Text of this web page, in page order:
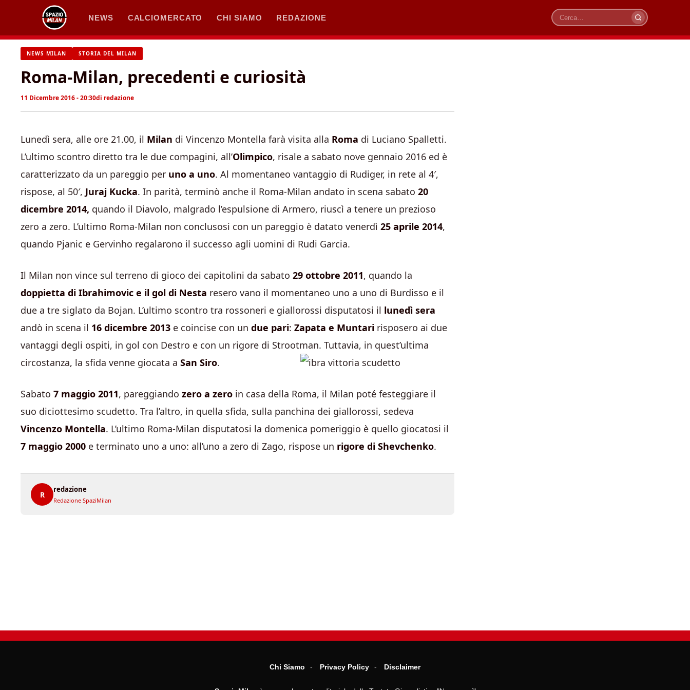
contenuto
NEWS CALCIOMERCATO CHI SIAMO REDAZIONE
Cerca
NEWS MILAN STORIA DEL MILAN
Roma-Milan, precedenti e curiosità
11 Dicembre 2016 - 20:30di redazione
Lunedì sera, alle ore 21.00, il Milan di Vincenzo Montella farà visita alla Roma di Luciano Spalletti.
L’ultimo scontro diretto tra le due compagini, all’Olimpico, risale a sabato nove gennaio 2016 ed è
caratterizzato da un pareggio per uno a uno. Al momentaneo vantaggio di Rudiger, in rete al 4′,
rispose, al 50′, Juraj Kucka. In parità, terminò anche il Roma-Milan andato in scena sabato 20
dicembre 2014, quando il Diavolo, malgrado l’espulsione di Armero, riuscì a tenere un prezioso
zero a zero. L’ultimo Roma-Milan non conclusosi con un pareggio è datato venerdì 25 aprile 2014,
quando Pjanic e Gervinho regalarono il successo agli uomini di Rudi Garcia.
Il Milan non vince sul terreno di gioco dei capitolini da sabato 29 ottobre 2011, quando la
doppietta di Ibrahimovic e il gol di Nesta resero vano il momentaneo uno a uno di Burdisso e il
due a tre siglato da Bojan. L’ultimo scontro tra rossoneri e giallorossi disputatosi il lunedì sera
andò in scena il 16 dicembre 2013 e coincise con un due pari: Zapata e Muntari risposero ai due
vantaggi degli ospiti, in gol con Destro e con un rigore di Strootman. Tuttavia, in quest’ultima
circostanza, la sfida venne giocata a San Siro.
Sabato 7 maggio 2011, pareggiando zero a zero in casa della Roma, il Milan poté festeggiare il
suo diciottesimo scudetto. Tra l’altro, in quella sfida, sulla panchina dei giallorossi, sedeva
Vincenzo Montella. L’ultimo Roma-Milan disputatosi la domenica pomeriggio è quello giocatosi il
7 maggio 2000 e terminato uno a uno: all’uno a zero di Zago, rispose un rigore di Shevchenko.
R
redazione
Redazione SpaziMilan
Chi Siamo Privacy Policy Disclaimer